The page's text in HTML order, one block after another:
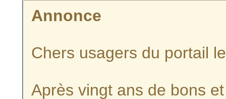
Annonce
Chers usagers du portail
Après vingt ans de bons